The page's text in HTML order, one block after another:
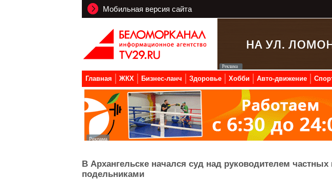
Мобильная версия сайта
Главная ЖКХ Бизнес-ланч Здоровье Хобби Авто-движение
В Архангельске начался суд над руководителем
подельниками